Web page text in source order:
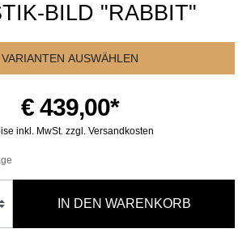
BILD "RABBIT"
VARIANTEN AUSWÄHLEN
€ 439,00*
inkl. MwSt. zzgl. Versandkosten
IN DEN WARENKORB